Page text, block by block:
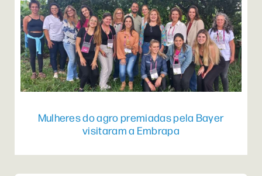
Mulheres do agro premiadas pela Bayer
visitaram a Embrapa